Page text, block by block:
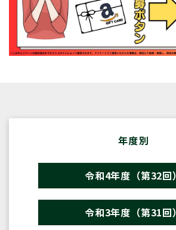
年度別
令和4年度（第32回）
令和3年度（第31回）